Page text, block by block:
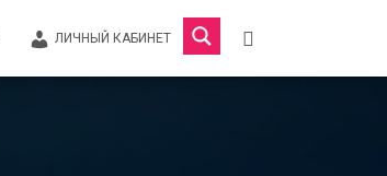
ЛИЧНЫЙ КАБИНЕТ